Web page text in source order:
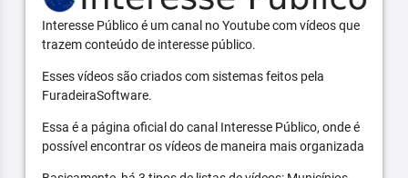
Interesse Público é um canal no Youtube com vídeos que
trazem conteúdo de interesse público.
Esses vídeos são criados com sistemas feitos pela
FuradeiraSoftware.
Essa é a página oficial do canal Interesse Público, onde é
possível encontrar os vídeos de maneira mais organizada